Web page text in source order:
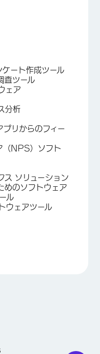
ート作成ツール
査ツール
ェア
分析
プリからのフィー
（NPS）ソフト
ス ソリューション
のソフトウェア
ル
ウェアツール